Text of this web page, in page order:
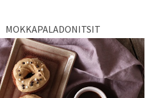
MOKKAPALADONITSIT